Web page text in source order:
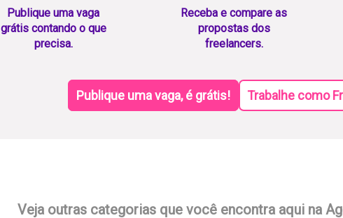
Publique uma vaga
grátis contando o que
precisa.
Receba e compare as
propostas dos
freelancers.
Publique uma vaga, é grátis! Trabalhe como
Veja outras categorias que você encontra aqui na